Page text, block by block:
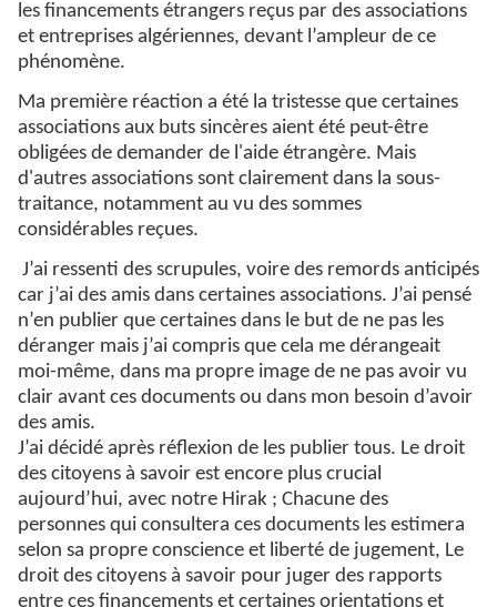
les financements étrangers reçus par des associations
et entreprises algériennes, devant l’ampleur de ce
phénomène.
Ma première réaction a été la tristesse que certaines
associations aux buts sincères aient été peut-être
obligées de demander de l'aide étrangère. Mais
d'autres associations sont clairement dans la sous-
traitance, notamment au vu des sommes
considérables reçues.
J’ai ressenti des scrupules, voire des remords anticipés
car j’ai des amis dans certaines associations. J’ai pensé
n’en publier que certaines dans le but de ne pas les
déranger mais j’ai compris que cela me dérangeait
moi-même, dans ma propre image de ne pas avoir vu
clair avant ces documents ou dans mon besoin d’avoir
des amis.
J’ai décidé après réflexion de les publier tous. Le droit
des citoyens à savoir est encore plus crucial
aujourd’hui, avec notre Hirak ; Chacune des
personnes qui consultera ces documents les estimera
selon sa propre conscience et liberté de jugement, Le
droit des citoyens à savoir pour juger des rapports
entre ces financements et certaines orientations et